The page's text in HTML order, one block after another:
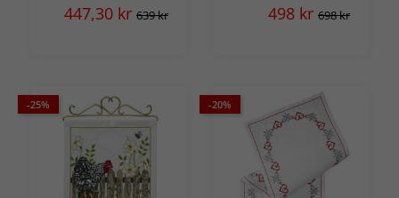
447,30 kr 639 kr 498 kr 698 kr
-25% -20%